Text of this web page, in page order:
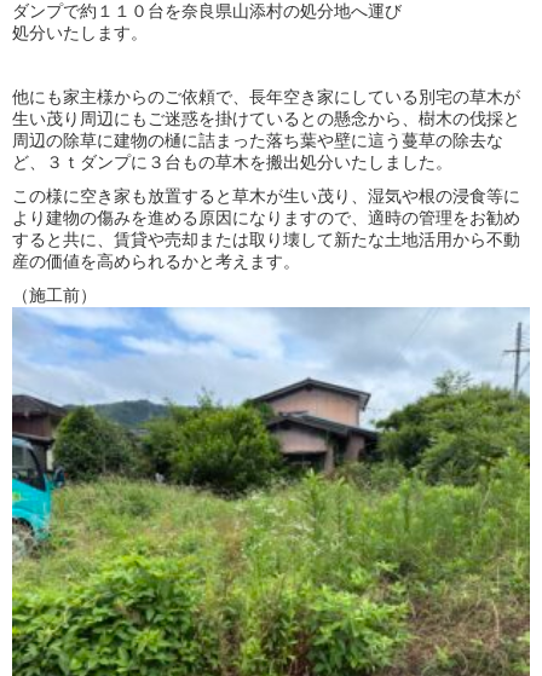
ダンプで約１１０台を奈良県山添村の処分地へ運び
処分いたします。
他にも家主様からのご依頼で、長年空き家にしている別宅の草木が
生い茂り周辺にもご迷惑を掛けているとの懸念から、樹木の伐採と
周辺の除草に建物の樋に詰まった落ち葉や壁に這う蔓草の除去な
ど、３ｔダンプに３台もの草木を搬出処分いたしました。
この様に空き家も放置すると草木が生い茂り、湿気や根の浸食等に
より建物の傷みを進める原因になりますので、適時の管理をお勧め
すると共に、賃貸や売却または取り壊して新たな土地活用から不動
産の価値を高められるかと考えます。
（施工前）